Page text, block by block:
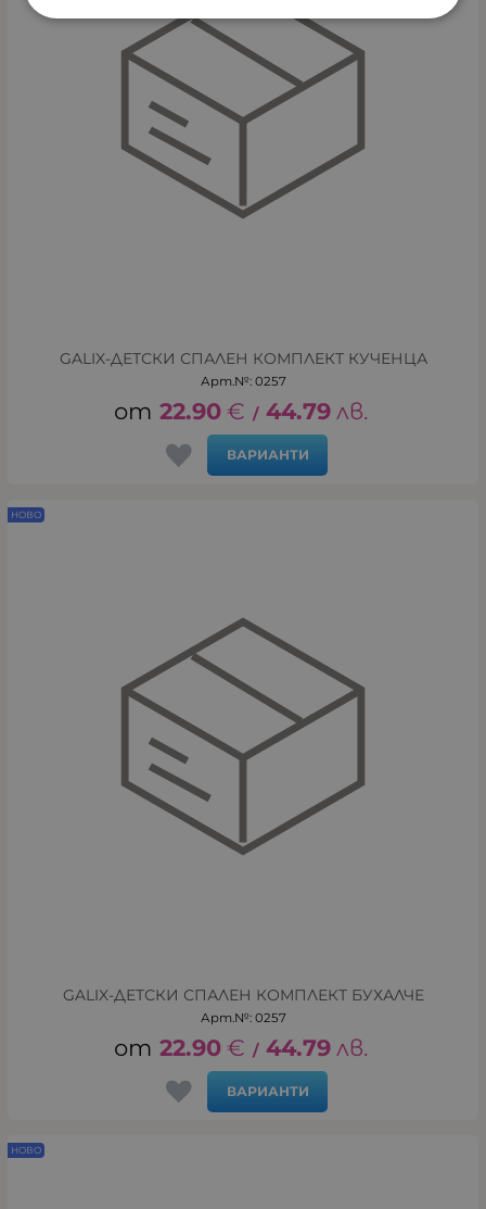
GALIX-ДЕТСКИ СПАЛЕН КОМПЛЕКТ КУЧЕНЦА
Арт.№: 0257
22.90 € / 44.79 лв.
ВАРИАНТИ
GALIX-ДЕТСКИ СПАЛЕН КОМПЛЕКТ БУХАЛЧЕ
Арт.№: 0257
22.90 € / 44.79 лв.
ВАРИАНТИ
НОВО
НОВО